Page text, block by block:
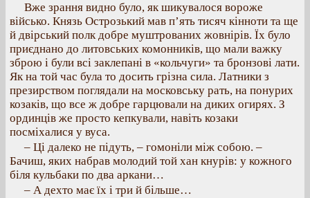
Вже зрання видно було, як шикувалося вороже
військо. Князь Острозький мав п’ять тисяч кінноти та ще
й двірський полк добре муштрованих жовнірів. Їх було
приєднано до литовських комонників, що мали важку
зброю і були всі заклепані в «кольчуги» та бронзові лати.
Як на той час була то досить грізна сила. Латники з
презирством поглядали на московську рать, на понурих
козаків, що все ж добре гарцювали на диких огирях. З
ординців же просто кепкували, навіть козаки
посміхалися у вуса.
– Ці далеко не підуть, – гомоніли між собою. –
Бачиш, яких набрав молодий той хан кнурів: у кожного
біля кульбаки по два аркани…
– А дехто має їх і три й більше…